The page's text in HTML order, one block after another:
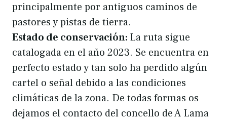
principalmente por antiguos caminos de
pastores y pistas de tierra.
Estado de conservación: La ruta sigue
catalogada en el año 2023. Se encuentra en
perfecto estado y tan solo ha perdido algún
cartel o señal debido a las condiciones
climáticas de la zona. De todas formas os
dejamos el contacto del concello de A Lama